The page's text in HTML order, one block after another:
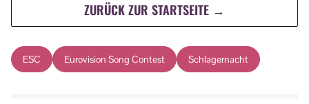
ZURÜCK ZUR STARTSEITE →
ESC Eurovision Song Contest Schlagernacht